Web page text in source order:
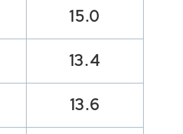
15.0
13.4
13.6